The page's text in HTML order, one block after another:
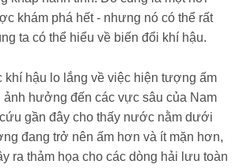
khám phá hết - nhưng nó có thể rất
ta có thể hiểu về biến đổi khí hậu.
khí hậu lo lắng về việc hiện tượng ấm
ảnh hưởng đến các vực sâu của Nam
gần đây cho thấy nước nằm dưới
đang trở nên ấm hơn và ít mặn hơn,
ra thảm họa cho các dòng hải lưu toàn